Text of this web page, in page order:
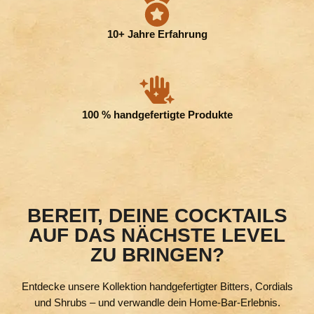
10+ Jahre Erfahrung
100 % handgefertigte Produkte
BEREIT, DEINE COCKTAILS
AUF DAS NÄCHSTE LEVEL
ZU BRINGEN?
Entdecke unsere Kollektion handgefertigter Bitters, Cordials
und Shrubs – und verwandle dein Home-Bar-Erlebnis.